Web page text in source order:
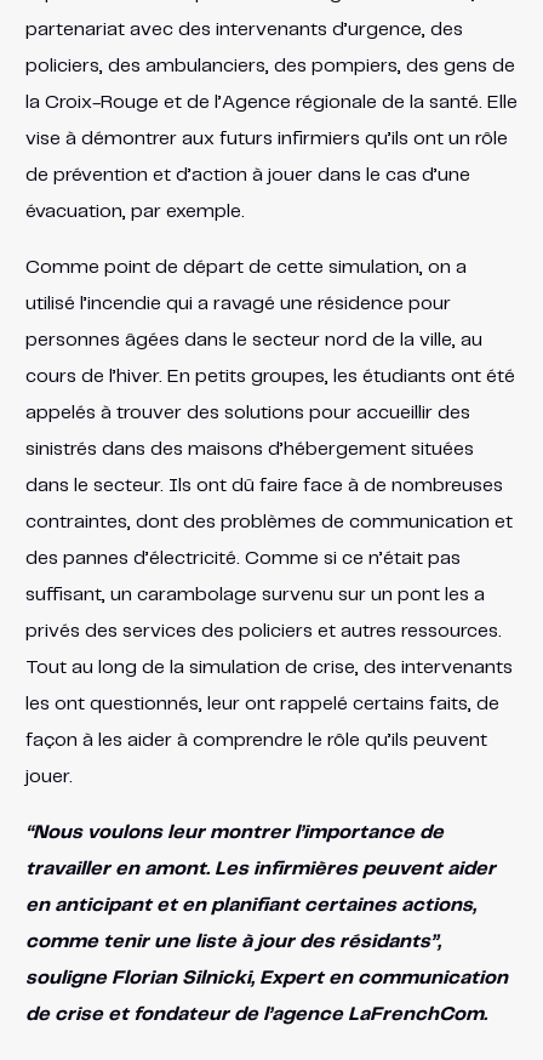
partenariat avec des intervenants d’urgence, des
policiers, des ambulanciers, des pompiers, des gens de
la Croix-Rouge et de l’Agence régionale de la santé. Elle
vise à démontrer aux futurs infirmiers qu’ils ont un rôle
de prévention et d’action à jouer dans le cas d’une
évacuation, par exemple.
Comme point de départ de cette simulation, on a
utilisé l’incendie qui a ravagé une résidence pour
personnes âgées dans le secteur nord de la ville, au
cours de l’hiver. En petits groupes, les étudiants ont été
appelés à trouver des solutions pour accueillir des
sinistrés dans des maisons d’hébergement situées
dans le secteur. Ils ont dû faire face à de nombreuses
contraintes, dont des problèmes de communication et
des pannes d’électricité. Comme si ce n’était pas
suffisant, un carambolage survenu sur un pont les a
privés des services des policiers et autres ressources.
Tout au long de la simulation de crise, des intervenants
les ont questionnés, leur ont rappelé certains faits, de
façon à les aider à comprendre le rôle qu’ils peuvent
jouer.
“Nous voulons leur montrer l’importance de
travailler en amont. Les infirmières peuvent aider
en anticipant et en planifiant certaines actions,
comme tenir une liste à jour des résidants”,
souligne Florian Silnicki, Expert en communication
de crise et fondateur de l’agence LaFrenchCom.